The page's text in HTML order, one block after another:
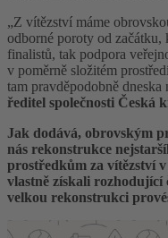
„Z vítězství máme
odborné poroty od začátku,
finalistů, tak podpora
v poměrně složitém
tam pravděpodobně dneska
ředitel společnosti Česká
Jak dodává, obrovským
nás rekonstrukce
prostředkům za vítězství
vlastně získali rozhodující
velkou rekonstrukci